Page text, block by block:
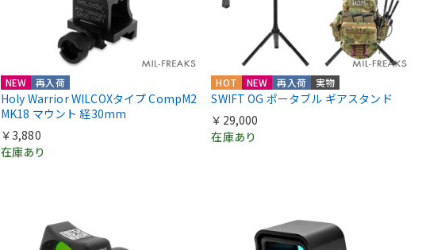
NEW 再入荷
Holy Warrior WILCOXタイプ CompM2
MK18 マウント 経30mm
￥3,880
在庫あり
HOT NEW 再入荷 実物
SWIFT OG ポータブル ギアスタンド
￥29,000
在庫あり